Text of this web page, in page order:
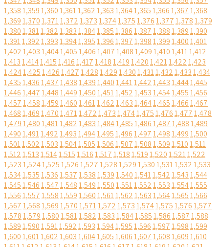
1,3581,3591,3601,3611,3621,3631,3641,3651,3661,3671,368
1,3691,3701,3711,3721,3731,3741,3751,3761,3771,3781,379
1,3801,3811,3821,3831,3841,3851,3861,3871,3881,3891,390
1,3911,3921,3931,3941,3951,3961,3971,3981,3991,4001,401
1,4021,4031,4041,4051,4061,4071,4081,4091,4101,4111,412
1,4131,4141,4151,4161,4171,4181,4191,4201,4211,4221,423
1,4241,4251,4261,4271,4281,4291,4301,4311,4321,4331,434
1,4351,4361,4371,4381,4391,4401,4411,4421,4431,4441,445
1,4461,4471,4481,4491,4501,4511,4521,4531,4541,4551,456
1,4571,4581,4591,4601,4611,4621,4631,4641,4651,4661,467
1,4681,4691,4701,4711,4721,4731,4741,4751,4761,4771,478
1,4791,4801,4811,4821,4831,4841,4851,4861,4871,4881,489
1,4901,4911,4921,4931,4941,4951,4961,4971,4981,4991,500
1,5011,5021,5031,5041,5051,5061,5071,5081,5091,5101,511
1,5121,5131,5141,5151,5161,5171,5181,5191,5201,5211,522
1,5231,5241,5251,5261,5271,5281,5291,5301,5311,5321,533
1,5341,5351,5361,5371,5381,5391,5401,5411,5421,5431,544
1,5451,5461,5471,5481,5491,5501,5511,5521,5531,5541,555
1,5561,5571,5581,5591,5601,5611,5621,5631,5641,5651,566
1,5671,5681,5691,5701,5711,5721,5731,5741,5751,5761,577
1,5781,5791,5801,5811,5821,5831,5841,5851,5861,5871,588
1,5891,5901,5911,5921,5931,5941,5951,5961,5971,5981,599
1,6001,6011,6021,6031,6041,6051,6061,6071,6081,6091,610